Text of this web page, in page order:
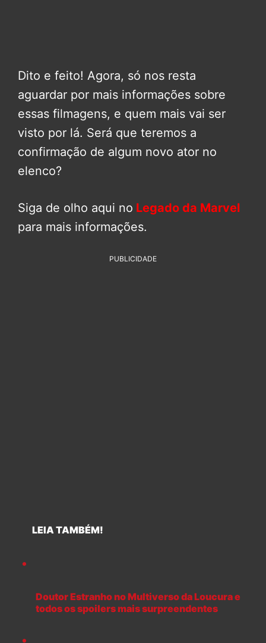
Dito e feito! Agora, só nos resta
aguardar por mais informações sobre
essas filmagens, e quem mais vai ser
visto por lá. Será que teremos a
confirmação de algum novo ator no
elenco?
Siga de olho aqui no Legado da Marvel
para mais informações.
PUBLICIDADE
LEIA TAMBÉM!
Doutor Estranho no Multiverso da Loucura e
todos os spoilers mais surpreendentes